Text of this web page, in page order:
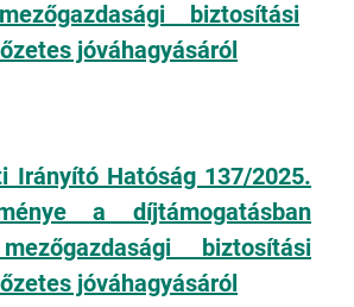
biztosítási
jóváhagyásáról
Irányító Hatóság 137/2025.
a díjtámogatásban
biztosítási
jóváhagyásáról